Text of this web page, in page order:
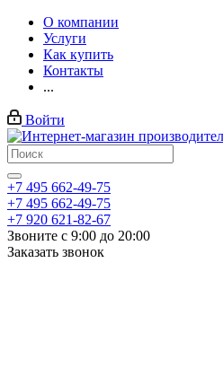
О компании
Услуги
Как купить
Контакты
...
Войти
+7 495 662-49-75
+7 495 662-49-75
+7 920 621-82-67
Звоните с 9:00 до 20:00
Заказать звонок